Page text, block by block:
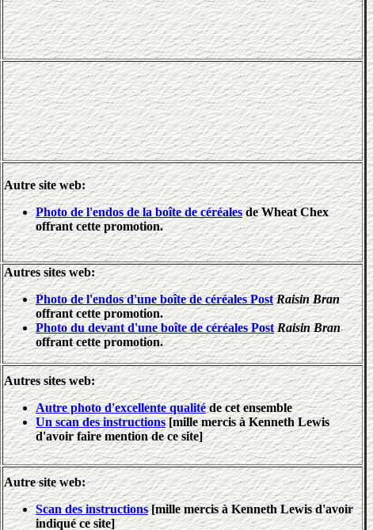
Autre site web:
Photo de l'endos de la boîte de céréalesde Wheat Chex
offrant cette promotion.
Autres sites web:
Photo de l'endos d'une boîte de céréales Post Raisin Bran
offrant cette promotion.
Photo du devant d'une boîte de céréales Post Raisin Bran
offrant cette promotion.
Autres sites web:
Autre photo d'excellente qualitéde cet ensemble
Un scan des instructions[mille mercis à Kenneth Lewis
d'avoir faire mention de ce site]
Autre site web:
Scan des instructions[mille mercis à Kenneth Lewis d'avoir
indiqué ce site]